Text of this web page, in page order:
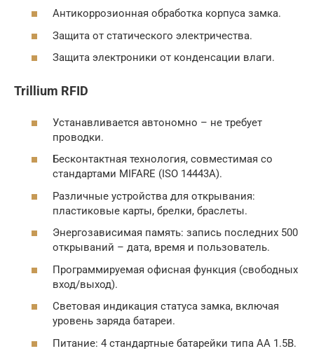
Антикоррозионная обработка корпуса замка.
Защита от статического электричества.
Защита электроники от конденсации влаги.
Trillium RFID
Устанавливается автономно – не требует
проводки.
Бесконтактная технология, совместимая со
стандартами MIFARE (ISO 14443А).
Различные устройства для открывания:
пластиковые карты, брелки, браслеты.
Энергозависимая память: запись последних 500
открываний – дата, время и пользователь.
Программируемая офисная функция (свободных
вход/выход).
Световая индикация статуса замка, включая
уровень заряда батареи.
Питание: 4 стандартные батарейки типа АА 1.5В.